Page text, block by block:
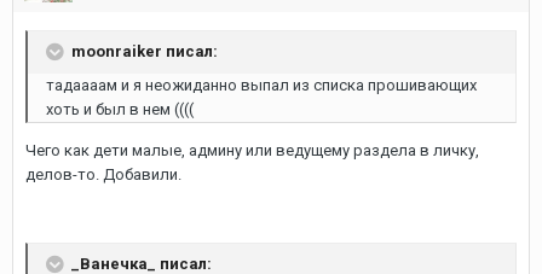
moonraiker писал:
тадаааам и я неожиданно выпал из списка прошивающих
хоть и был в нем ((((
Чего как дети малые, админу или ведущему раздела в личку,
делов-то. Добавили.
_Ванечка_ писал: